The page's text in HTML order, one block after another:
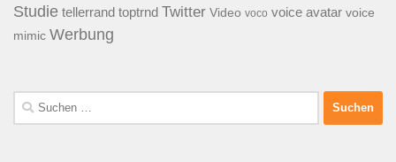
Studie tellerrand toptrnd Twitter Video voco voice avatar voice
mimic Werbung
Suchen
nach: